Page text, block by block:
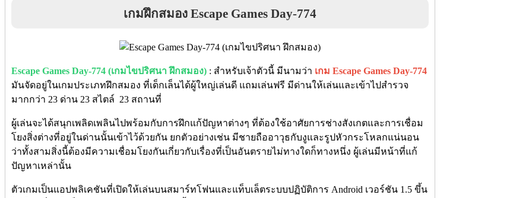
เกมฝึกสมอง Escape Games Day-774
Escape Games Day-774 (เกมไขปริศนา ฝึกสมอง) : สำหรับเจ้าตัวนี้ มีนามว่า เกม Escape Games Day-774
มันจัดอยู่ในเกมประเภทฝึกสมอง ที่เด็กเล็นได้ผู้ใหญ่เล่นดี แถมเล่นฟรี มีด่านให้เล่นและเข้าไปสำรวจ
มากกว่า 23 ด่าน 23 สไตล์ 23 สถานที่
ผู้เล่นจะได้สนุกเพลิดเพลินไปพร้อมกับการฝึกแก้ปัญหาต่างๆ ที่ต้องใช้อาศัยการช่างสังเกตและการเชื่อม
โยงสิ่งต่างที่อยู่ในด่านนั้นเข้าไว้ด้วยกัน ยกตัวอย่างเช่น มีชายถืออาวุธกับงูและรูปหัวกระโหลกแน่นอน
ว่าทั้งสามสิ่งนี้ต้องมีความเชื่อมโยงกันเกี่ยวกับเรื่องที่เป็นอันตรายไม่ทางใดก็ทางหนึ่ง ผู้เล่นมีหน้าที่แก้
ปัญหาเหล่านั้น
ตัวเกมเป็นแอปพลิเคชันที่เปิดให้เล่นบนสมาร์ทโฟนและแท็บเล็ตระบบปฏิบัติการ Android เวอร์ชัน 1.5 ขึ้น